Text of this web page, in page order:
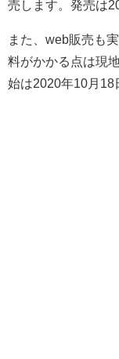
売します。発売は
また、web販売も
料がかかる点は現
始は2020年10月18